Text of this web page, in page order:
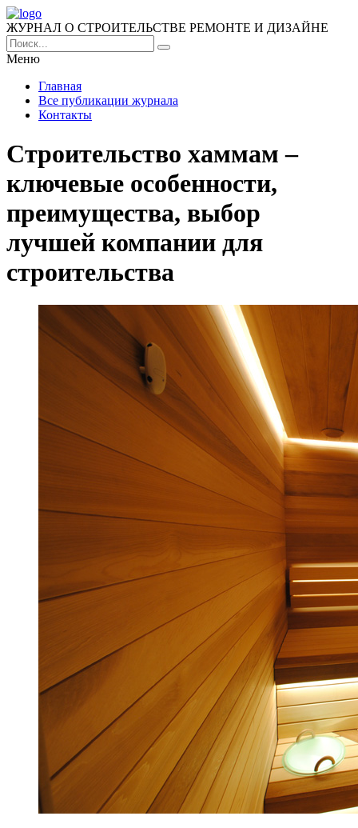
ЖУРНАЛ О СТРОИТЕЛЬСТВЕ РЕМОНТЕ И ДИЗАЙНЕ
Меню
Главная
Все публикации журнала
Контакты
Строительство хаммам –
ключевые особенности,
преимущества, выбор
лучшей компании для
строительства